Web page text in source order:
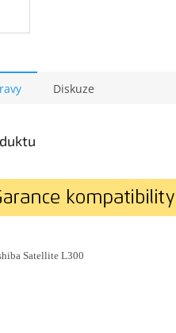
Diskuze
Satellite L300